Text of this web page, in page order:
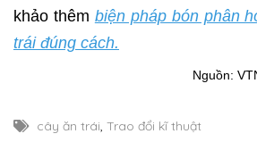
khảo thêm biện pháp bón phân
trái đúng cách.
Nguồn:
cây ăn trái, Trao đổi kĩ thuật